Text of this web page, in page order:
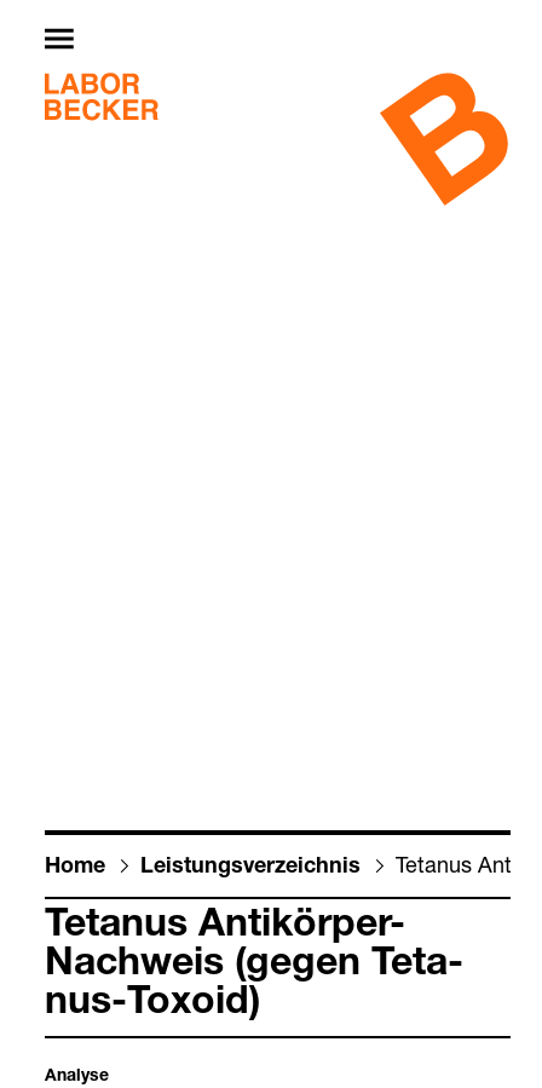
Home Leis­tungs­ver­zeich­nis Teta­nus
Teta­nus Anti­kör­per-​
Nach­weis (gegen Teta­
nus-​Toxoid)
Ana­lyse